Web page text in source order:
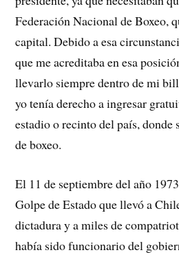
Federación Nacional de Boxeo,
capital. Debido a esa
que me acreditaba en esa
llevarlo siempre dentro de mi
yo tenía derecho a ingresar
estadio o recinto del país, donde
de boxeo.
El 11 de septiembre del año
Golpe de Estado que llevó a
dictadura y a miles de
había sido funcionario del